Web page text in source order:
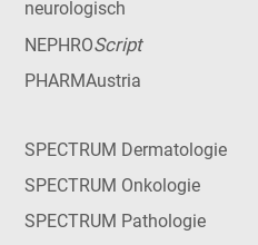
neurologisch
NEPHROScript
PHARMAustria
SPECTRUM Dermatologie
SPECTRUM Onkologie
SPECTRUM Pathologie